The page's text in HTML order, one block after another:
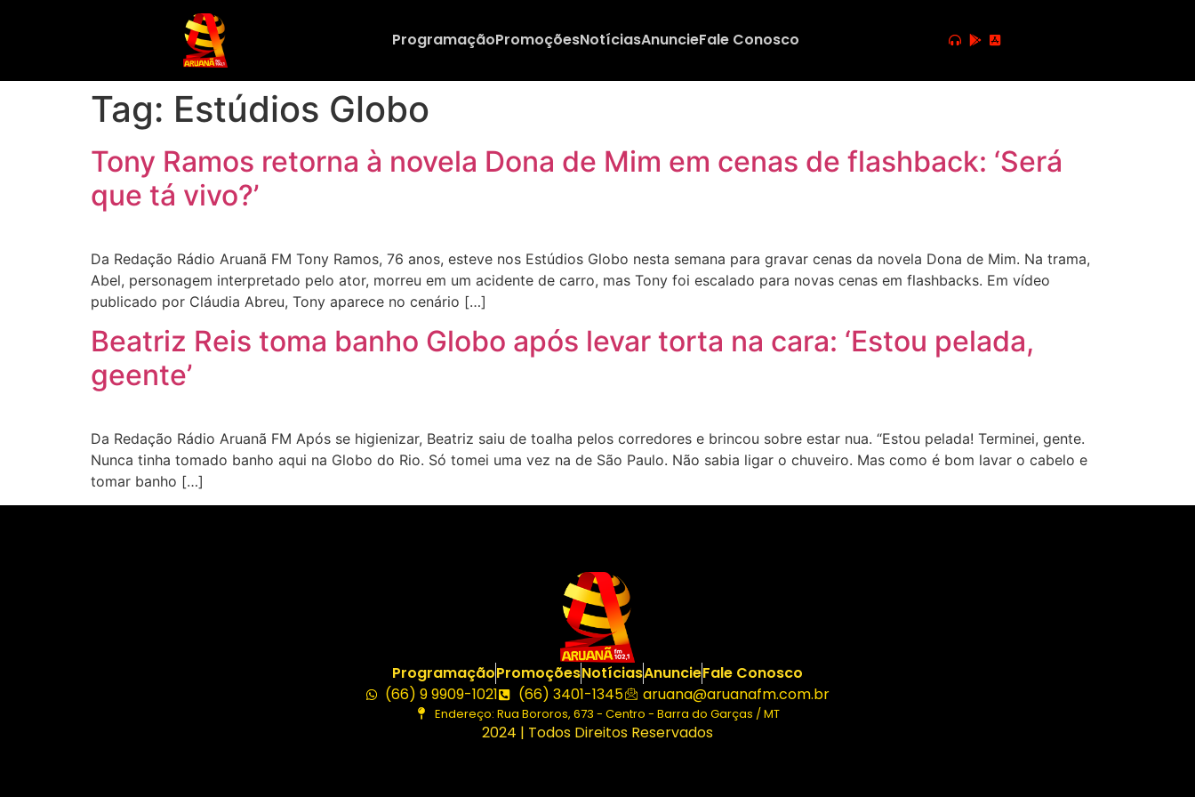
ProgramaçãoPromoçõesNotíciasAnuncieFale Conosco
Tag: Estúdios Globo
Tony Ramos retorna à novela Dona de Mim em cenas de flashback: ‘Será
que tá vivo?’
Da Redação Rádio Aruanã FM Tony Ramos, 76 anos, esteve nos Estúdios Globo nesta semana para gravar cenas da novela Dona de Mim. Na trama,
Abel, personagem interpretado pelo ator, morreu em um acidente de carro, mas Tony foi escalado para novas cenas em flashbacks. Em vídeo
publicado por Cláudia Abreu, Tony aparece no cenário […]
Beatriz Reis toma banho Globo após levar torta na cara: ‘Estou pelada,
geente’
Da Redação Rádio Aruanã FM Após se higienizar, Beatriz saiu de toalha pelos corredores e brincou sobre estar nua. “Estou pelada! Terminei, gente.
Nunca tinha tomado banho aqui na Globo do Rio. Só tomei uma vez na de São Paulo. Não sabia ligar o chuveiro. Mas como é bom lavar o cabelo e
tomar banho […]
ProgramaçãoPromoçõesNotíciasAnuncieFale Conosco
(66) 9 9909-1021
(66) 3401-1345 aruana@aruanafm.com.br
Endereço: Rua Bororos, 673 - Centro - Barra do Garças / MT
2024 | Todos Direitos Reservados